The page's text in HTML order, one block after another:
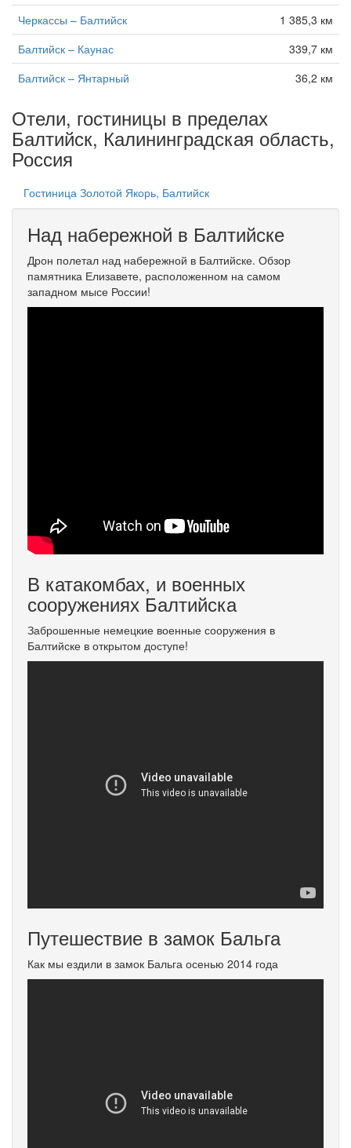
Черкассы – Балтийск
1 385,3 км
Балтийск – Каунас
339,7 км
Балтийск – Янтарный
36,2 км
Отели, гостиницы в пределах
Балтийск, Калининградская область,
Россия
Гостиница Золотой Якорь, Балтийск
Над набережной в Балтийске
Дрон полетал над набережной в Балтийске. Обзор
памятника Елизавете, расположенном на самом
западном мысе России!
В катакомбах, и военных
сооружениях Балтийска
Заброшенные немецкие военные сооружения в
Балтийске в открытом доступе!
Путешествие в замок Бальга
Как мы ездили в замок Бальга осенью 2014 года